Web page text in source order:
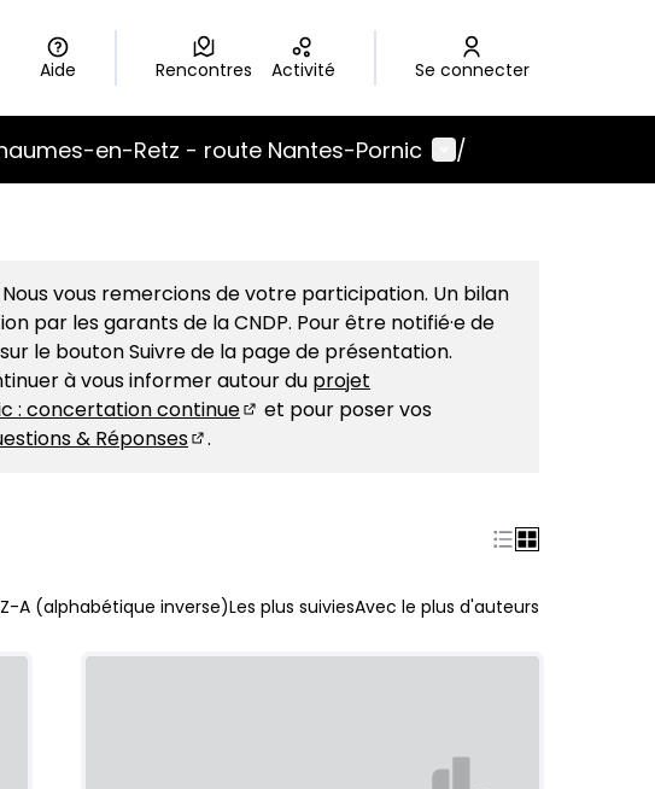
Aide Rencontres Activité Se connecter
en-Retz - route Nantes-Pornic Menu utilisateur
/
vous remercions de votre participation. Un bilan
par les garants de la CNDP. Pour être notifié·e de
le bouton Suivre de la page de présentation.
à vous informer autour du projet
: concertation continue
(S'ouvre dans un nouvel onglet)
et pour poser vos
& Réponses .
Z-A (alphabétique inverse)Les plus suiviesAvec le plus d'auteurs